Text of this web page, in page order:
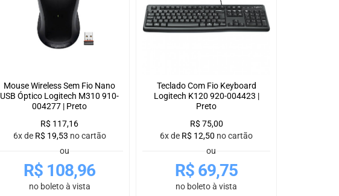
Mouse Wireless Sem Fio Nano
USB Óptico Logitech M310 910-
004277 | Preto
R$ 117,16
6x de R$ 19,53 no cartão
ou
R$ 108,96
no boleto à vista
Teclado Com Fio Keyboard
Logitech K120 920-004423 |
Preto
R$ 75,00
6x de R$ 12,50 no cartão
ou
R$ 69,75
no boleto à vista